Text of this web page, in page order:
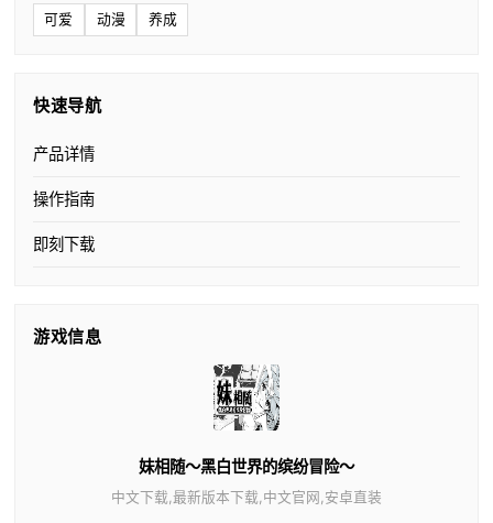
可爱 动漫 养成
快速导航
产品详情
操作指南
即刻下载
游戏信息
妹相随～黑白世界的缤纷冒险～
中文下载,最新版本下载,中文官网,安卓直装